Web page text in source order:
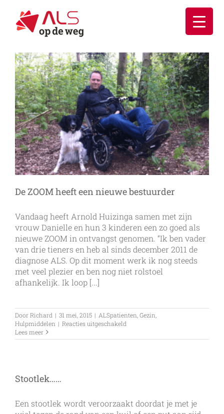
inhoud
De ZOOM heeft een nieuwe bestuurder
Vandaag heeft Arnold Huizinga samen met zijn
vrouw Danielle en hun 3 kinderen een zo goed als
nieuwe ZOOM in ontvangst genomen. “Ik ben vader
van drie tieners en heb al sinds december 2011 de
diagnose ALS. Op dit moment werk ik nog steeds
met veel plezier en ben nog niet rolstoel
afhankelijk. Ik loop [...]
DoorRichard | 31 mei, 2015 | ALSpatienten Gezin
Hulpmiddelen | Reacties uitgeschakeld
ZOOM
Lees meer
Stootlek……
Een stootlek wordt veroorzaakt doordat je met je